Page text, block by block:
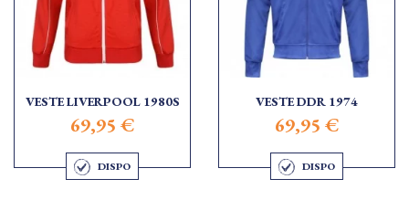
VESTE LIVERPOOL 1980S
69,95 €
DISPO
VESTE DDR 1974
69,95 €
DISPO